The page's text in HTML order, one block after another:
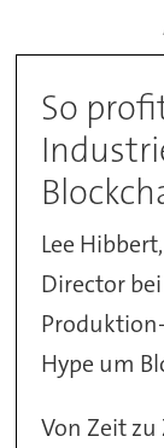
So
Lee
Director
Hype um
Von Zeit